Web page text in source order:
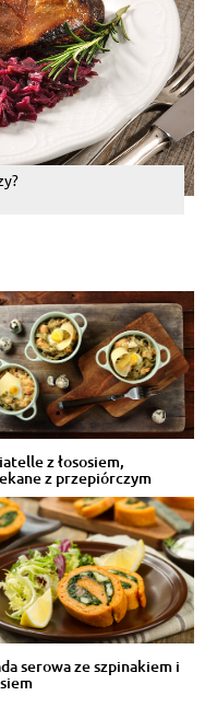
z łososiem,
z przepiórczym
serowa ze szpinakiem i